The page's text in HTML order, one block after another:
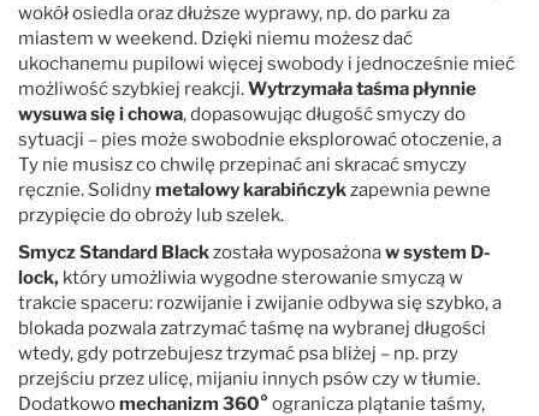
wokół osiedla oraz dłuższe wyprawy, np. do parku za
miastem w weekend. Dzięki niemu możesz dać
ukochanemu pupilowi więcej swobody i jednocześnie mieć
możliwość szybkiej reakcji.Wytrzymała taśma płynnie
wysuwa się i chowa, dopasowując długość smyczy do
sytuacji – pies może swobodnie eksplorować otoczenie, a
Ty nie musisz co chwilę przepinać ani skracać smyczy
ręcznie. Solidnymetalowy karabińczykzapewnia pewne
przypięcie do obroży lub szelek.
SmyczStandard Blackzostała wyposażonaw system D-
lock, który umożliwia wygodne sterowanie smyczą w
trakcie spaceru: rozwijanie i zwijanie odbywa się szybko, a
blokada pozwala zatrzymać taśmę na wybranej długości
wtedy, gdy potrzebujesz trzymać psa bliżej – np. przy
przejściu przez ulicę, mijaniu innych psów czy w tłumie.
Dodatkowomechanizm 360° ogranicza plątanie taśmy,